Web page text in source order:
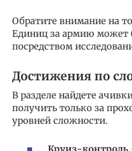
Обратите внимание на
Единиц за армию может
посредством
Достижения по
В разделе найдете
получить только за
уровней сложности.
Круиз-контроль